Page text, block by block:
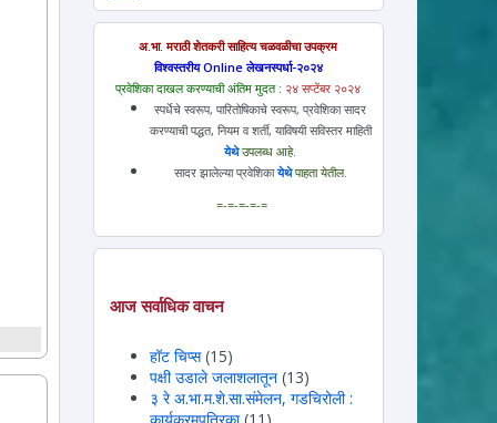
अ.भा. मराठी शेतकरी साहित्य चळवळीचा उपक्रम
विश्वस्तरीय Online लेखनस्पर्धा-२०२४
प्रवेशिका दाखल करण्याची अंतिम मुदत : २४ सप्टेंबर २०२४
स्पर्धेचे स्वरूप, पारितोषिकाचे स्वरूप, प्रवेशिका सादर
करण्याची पद्धत, नियम व शर्ती, याविषयी सविस्तर माहिती
येथेउपलब्ध आहे.
सादर झालेल्या प्रवेशिकायेथेपाहता येतील.
=-=-=-=-=
आज सर्वाधिक वाचन
हॉट चिप्स (15)
पक्षी उडाले जलाशलातून (13)
३ रे अ.भा.म.शे.सा.संमेलन, गडचिरोली :